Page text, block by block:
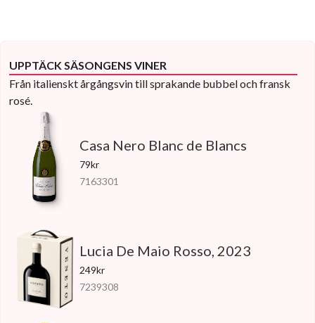
UPPTÄCK SÄSONGENS VINER
Från italienskt årgångsvin till sprakande bubbel och fransk
rosé.
Casa Nero Blanc de Blancs
79kr
7163301
Lucia De Maio Rosso, 2023
249kr
7239308